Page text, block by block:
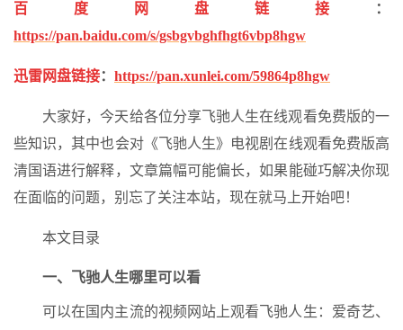
百度网盘链接
：
https://pan.baidu.com/s/gsbgvbghfhgt6vbp8hgw
迅雷网盘链接： https://pan.xunlei.com/59864p8hgw
大家好，今天给各位分享飞驰人生在线观看免费版的一
些知识，其中也会对《飞驰人生》电视剧在线观看免费版高
清国语进行解释，文章篇幅可能偏长，如果能碰巧解决你现
在面临的问题，别忘了关注本站，现在就马上开始吧！
本文目录
一、飞驰人生哪里可以看
可以在国内主流的视频网站上观看飞驰人生：爱奇艺、